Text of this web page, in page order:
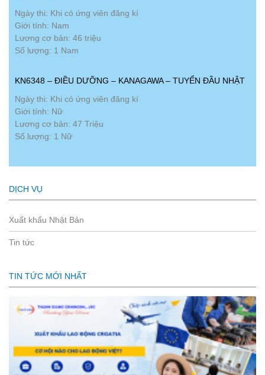
Ngày thi: Khi có ứng viên đăng kí
Giới tính: Nam
Lương cơ bản: 46 triệu
Số lượng: 1 Nam
KN6348 – ĐIỀU DƯỠNG – KANAGAWA – TUYỂN ĐẦU NHẬT
Ngày thi: Khi có ứng viên đăng kí
Giới tính: Nữ
Lương cơ bản: 47 Triệu
Số lượng: 1 Nữ
DỊCH VỤ
Xuất khẩu Nhật Bản
Tin tức
TIN TỨC MỚI NHẤT